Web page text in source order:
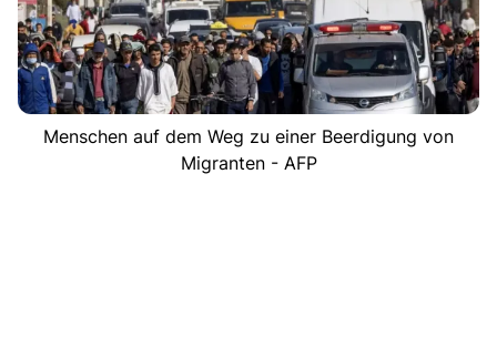
Menschen auf dem Weg zu einer Beerdigung von
Migranten - AFP